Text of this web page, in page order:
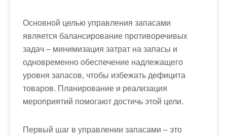
Основной целью управления запасами
является балансирование противоречивых
задач – минимизация затрат на запасы и
одновременно обеспечение надлежащего
уровня запасов, чтобы избежать дефицита
товаров. Планирование и реализация
мероприятий помогают достичь этой цели.
Первый шаг в управлении запасами – это